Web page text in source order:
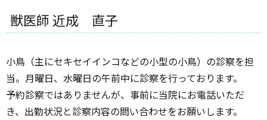
獣医師 近成 直子
小鳥（主にセキセイインコなどの小型の小鳥）の診察を担
当。月曜日、水曜日の午前中に診察を行っております。
予約診察ではありませんが、事前に当院にお電話いただ
き、出勤状況と診察内容の問い合わせをお願いします。